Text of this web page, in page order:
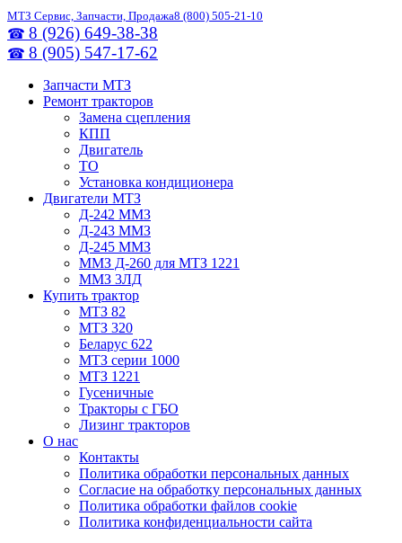
МТЗ Сервис, Запчасти, Продажа8 (800) 505-21-10
☎ 8 (926) 649-38-38
☎ 8 (905) 547-17-62
Запчасти МТЗ
Ремонт тракторов
Замена сцепления
КПП
Двигатель
ТО
Установка кондиционера
Двигатели МТЗ
Д-242 ММЗ
Д-243 ММЗ
Д-245 ММЗ
ММЗ Д-260 для МТЗ 1221
ММЗ 3ЛД
Купить трактор
МТЗ 82
МТЗ 320
Беларус 622
МТЗ серии 1000
МТЗ 1221
Гусеничные
Тракторы с ГБО
Лизинг тракторов
О нас
Контакты
Политика обработки персональных данных
Согласие на обработку персональных данных
Политика обработки файлов cookie
Политика конфиденциальности сайта